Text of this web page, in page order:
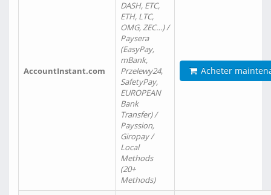
AccountInstant.com
DASH, ETC,
ETH, LTC,
OMG, ZEC…) /
Paysera
(EasyPay,
mBank,
Przelewy24,
SafetyPay,
EUROPEAN
Bank
Transfer) /
Payssion,
Giropay /
Local
Methods
(20+
Methods)
Acheter